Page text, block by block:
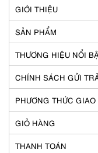
GIỚI THIỆU
SẢN PHẨM
THƯƠNG HIỆU NỔI
CHÍNH SÁCH GỬI
PHƯƠNG THỨC
GIỎ HÀNG
THANH TOÁN